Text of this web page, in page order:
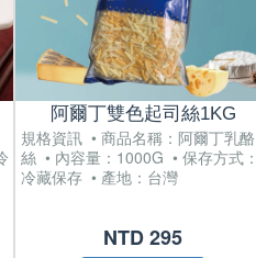
阿爾丁雙色起司絲1KG
規格資訊 • 商品名稱：阿爾丁乳酪
絲 • 內容量：1000G • 保存方式：
冷藏保存 • 產地：台灣
NTD 295